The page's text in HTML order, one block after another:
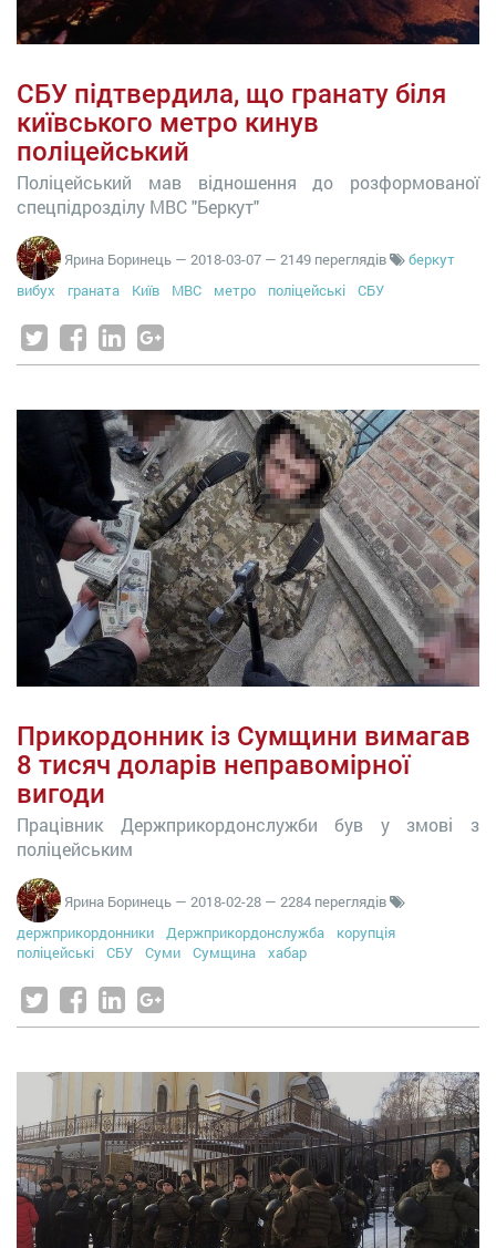
СБУ підтвердила, що гранату біля
київського метро кинув
поліцейський
Поліцейський мав відношення до розформованої
спецпідрозділу МВС "Беркут"
Ярина Боринець — 2018-03-07 — 2149 переглядів
беркут
вибух
граната Київ МВС метро поліцейські СБУ
Прикордонник із Сумщини вимагав
8 тисяч доларів неправомірної
вигоди
Працівник Держприкордонслужби був у змові з
поліцейським
Ярина Боринець — 2018-02-28 — 2284 переглядів
держприкордонники
Держприкордонслужба
корупція
поліцейські
СБУ Суми Сумщина хабар